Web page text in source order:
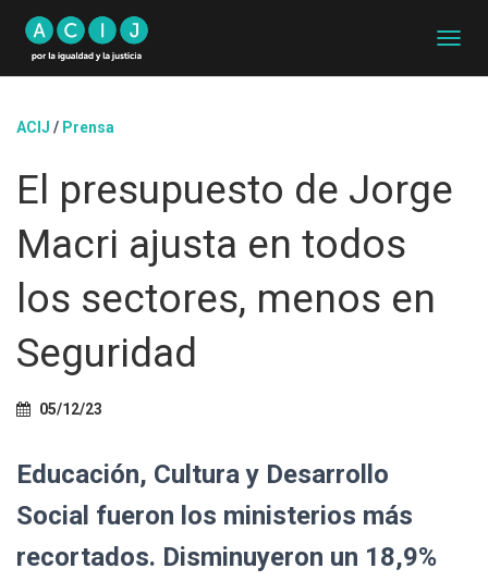
A
M
ACIJ / Prensa
El presupuesto de Jorge
Macri ajusta en todos
los sectores, menos en
Seguridad
05/12/23
Educación, Cultura y Desarrollo
Social fueron los ministerios más
recortados. Disminuyeron un 18,9%